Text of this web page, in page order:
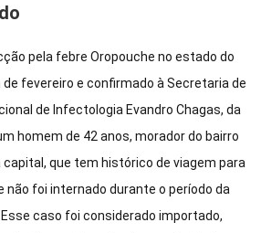
pela febre Oropouche no estado do
fevereiro e confirmado à Secretaria de
de Infectologia Evandro Chagas, da
homem de 42 anos, morador do bairro
capital, que tem histórico de viagem para
não foi internado durante o período da
caso foi considerado importado,